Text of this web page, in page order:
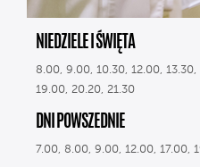
NIEDZIELE I ŚWIĘTA
8.00, 9.00, 10.30, 12.00,
19.00, 20.20, 21.30
DNI POWSZEDNIE
7.00, 8.00, 9.00, 12.00, 17.00,